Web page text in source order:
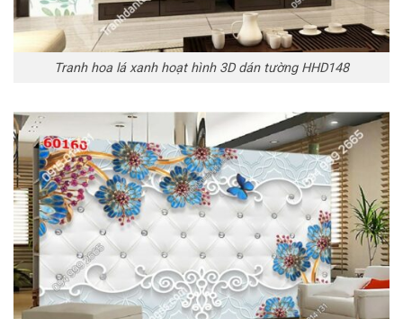
Tranh hoa lá xanh hoạt hình 3D dán tường HHD148